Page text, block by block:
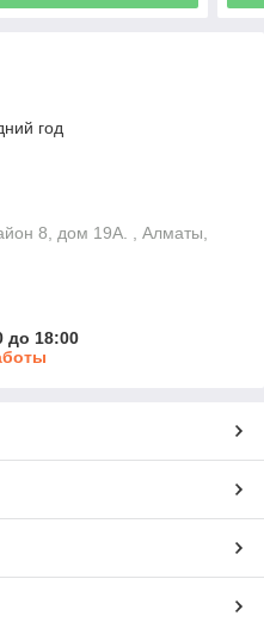
год
8, дом 19А. , Алматы,
до 18:00